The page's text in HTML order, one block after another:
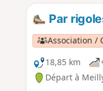
Par
Association /
18,85 km
Départ à